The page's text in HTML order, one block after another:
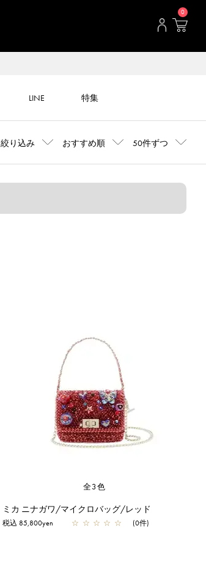
0
LINE 特集
絞り込み おすすめ順 50件ずつ
全3色
ミカ ニナガワ/マイクロバッグ/レッド
税込 85,800yen ☆ ☆ ☆ ☆ ☆ (0件)